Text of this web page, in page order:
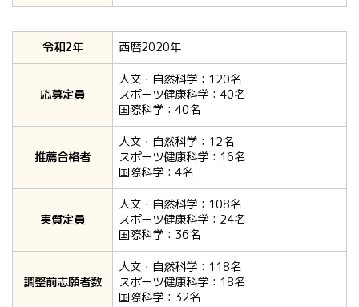
令和2年 西暦2020年
応募定員
人文・自然科学：120名
スポーツ健康科学：40名
国際科学：40名
推薦合格者
人文・自然科学：12名
スポーツ健康科学：16名
国際科学：4名
実質定員
人文・自然科学：108名
スポーツ健康科学：24名
国際科学：36名
調整前志願者数
人文・自然科学：118名
スポーツ健康科学：18名
国際科学：32名